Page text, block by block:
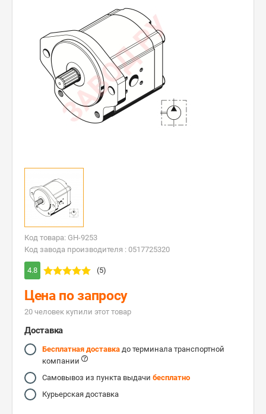
Код товара: GH-9253
Код завода производителя : 0517725320
4.8 (5)
Цена по запросу
20 человек купили этот товар
Доставка
Бесплатная доставка до терминала транспортной
компании
Самовывоз из пункта выдачи бесплатно
Курьерская доставка